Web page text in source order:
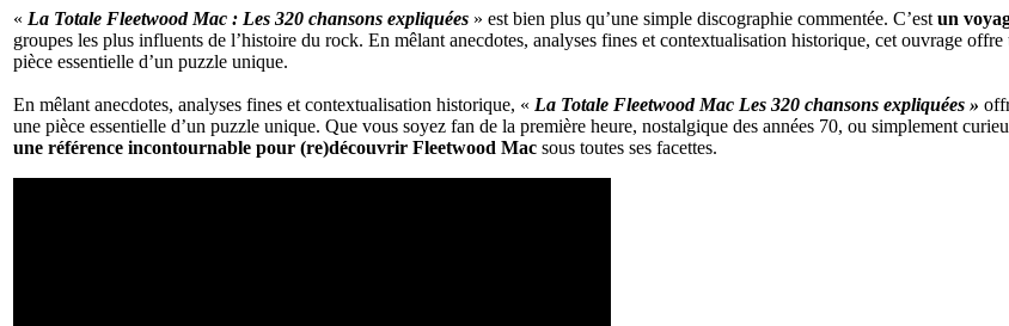
« La Totale Fleetwood Mac : Les 320 chansons expliquées » est bien plus qu’une simple discographie commentée. C’est un
groupes les plus influents de l’histoire du rock. En mêlant anecdotes, analyses fines et contextualisation historique, cet ouvrage
pièce essentielle d’un puzzle unique.
En mêlant anecdotes, analyses fines et contextualisation historique, « La Totale Fleetwood Mac Les 320 chansons expliquées »
une pièce essentielle d’un puzzle unique. Que vous soyez fan de la première heure, nostalgique des années 70, ou simplement
une référence incontournable pour (re)découvrir Fleetwood Mac sous toutes ses facettes.